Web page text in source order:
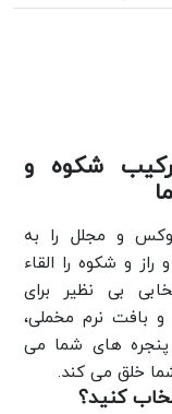
شکوه و
و مجلل را به
و شکوه را القاء
بی نظیر برای
بافت نرم مخملی،
های شما می
خلق می کند.
کنید؟